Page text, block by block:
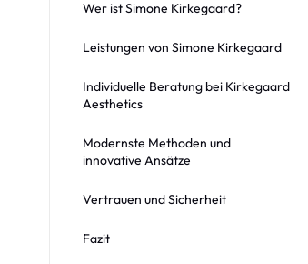
Wer ist Simone Kirkegaard?
Leistungen von Simone Kirkegaard
Individuelle Beratung bei Kirkegaard
Aesthetics
Modernste Methoden und
innovative Ansätze
Vertrauen und Sicherheit
Fazit